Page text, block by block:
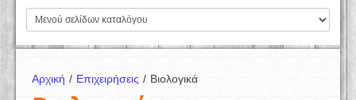
Αρχική / Επιχειρήσεις / Βιολογικά